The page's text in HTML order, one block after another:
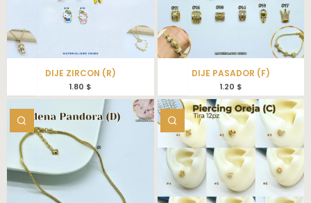
DIJE ZIRCON (R)
1.80 $
DIJE PASADOR (F)
1.20 $